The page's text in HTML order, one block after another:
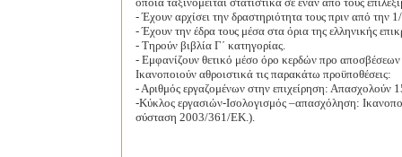
- Έχουν αρχίσει την δραστηριότητα τους πριν από την
- Έχουν την έδρα τους μέσα στα όρια της ελληνικής
- Τηρούν βιβλία Γ΄ κατηγορίας.
- Εμφανίζουν θετικό μέσο όρο κερδών προ
Ικανοποιούν αθροιστικά τις παρακάτω προϋποθέσεις:
-Αριθμός εργαζομένων στην επιχείρηση: Απασχολούν
-Κύκλος εργασιών-Ισολογισμός –απασχόληση:
σύσταση 2003/361/ΕΚ.).